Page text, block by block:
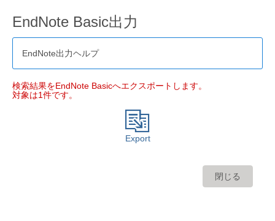
EndNote Basic出力
EndNote出力ヘルプ
検索結果をEndNote Basicへエクスポートします。
対象は1件です。
Export